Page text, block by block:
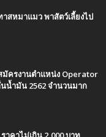
สหมาแมว พาสัตว์เลี้ยงไป
มัครงานตำแหน่ง Operator
น้ำมัน 2562 จำนวนมาก